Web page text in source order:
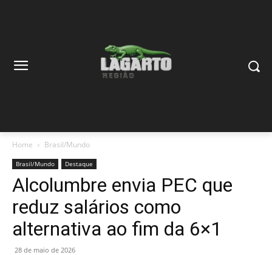
Home Brasil/Mundo
Brasil/Mundo Destaque
Alcolumbre envia PEC que
reduz salários como
alternativa ao fim da 6×1
28 de maio de 2026